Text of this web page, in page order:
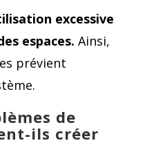
excessive
espaces. Ainsi,
prévient
de
ils créer